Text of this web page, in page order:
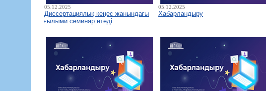
05.12.2025
Диссертациялық кеңес жанындағы
ғылыми семинар өтеді
05.12.2025
Хабарландыру